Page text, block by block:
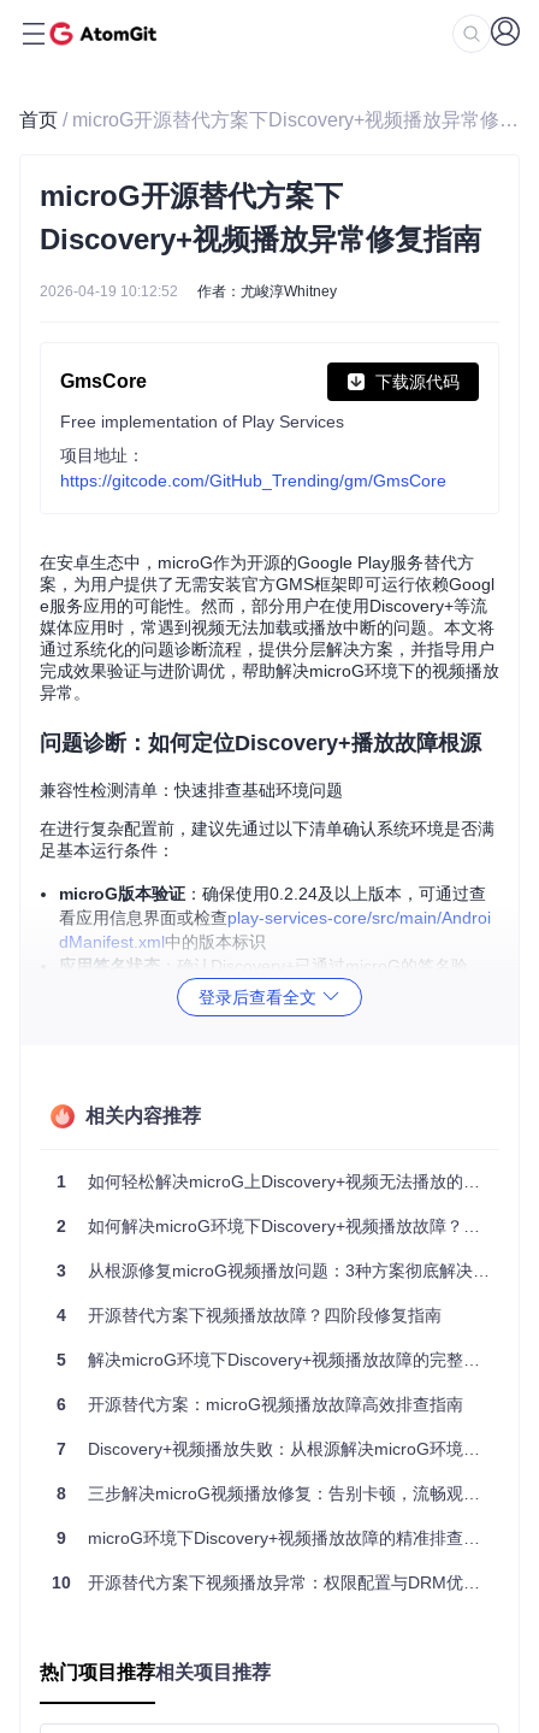
首页 / microG开源替代方案下Discovery+视频播放异常修复指南
microG开源替代方案下
Discovery+视频播放异常修复指南
2026-04-19 10:12:52 作者：尤峻淳Whitney
GmsCore 下载源代码
Free implementation of Play Services
项目地址：
https://gitcode.com/GitHub_Trending/gm/GmsCore
在安卓生态中，microG作为开源的Google Play服务替代方
案，为用户提供了无需安装官方GMS框架即可运行依赖Googl
e服务应用的可能性。然而，部分用户在使用Discovery+等流
媒体应用时，常遇到视频无法加载或播放中断的问题。本文将
通过系统化的问题诊断流程，提供分层解决方案，并指导用户
完成效果验证与进阶调优，帮助解决microG环境下的视频播放
异常。
问题诊断：如何定位Discovery+播放故障根源
兼容性检测清单：快速排查基础环境问题
在进行复杂配置前，建议先通过以下清单确认系统环境是否满
足基本运行条件：
microG版本验证 ：确保使用0.2.24及以上版本，可通过查
看应用信息界面或检查play-services-core/src/main/Androi
dManifest.xml中的版本标识
应用签名状态 ：确认Discovery+已通过microG的签名验
证，可在microG设置的"Google验证"部分查看
：使用ping -c 5 api.discoveryplus.co
常见误区提示：避免基础配置错误
权限过度限制：仅授予"使用时允许"的位置权限会导致后台
DRM组件缺失：认为开源系统无需DRM支持，忽略Widevin
缓存数据冲突：应用升级后未清除旧缓存，导致新功能与旧
配置位置权限的3个关键步骤
进入系统设置 > 应用 > microG Services > 权限，找到"位
选项
点击进入位置权限设置页面，选择"始终允许"选项
图2：位置权限设置界面，已选择"始终允许"选项
登录后查看全文
相关内容推荐
1 如何轻松解决microG上Discovery+视频无法播放的问题
2 如何解决microG环境下Discovery+视频播放故障？开源替代方案兼容性修复指南
3 从根源修复microG视频播放问题：3种方案彻底解决Discovery+等应用播放故障
4 开源替代方案下视频播放故障？四阶段修复指南
5 解决microG环境下Discovery+视频播放故障的完整指南
6 开源替代方案：microG视频播放故障高效排查指南
7 Discovery+视频播放失败：从根源解决microG环境下的媒体服务适配问题
8 三步解决microG视频播放修复：告别卡顿，流畅观看Discovery+内容
9 microG环境下Discovery+视频播放故障的精准排查与高效修复方案
10 开源替代方案下视频播放异常：权限配置与DRM优化助你流畅观看Discovery+
热门项目推荐相关项目推荐